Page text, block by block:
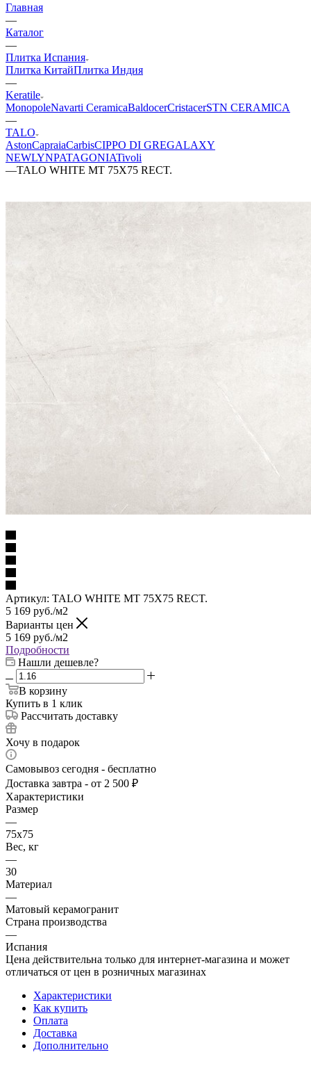
Главная
—
Каталог
—
Плитка Испания
Плитка КитайПлитка Индия
—
Keratile
MonopoleNavarti CeramicaBaldocerCristacerSTN CERAMICA
—
TALO
AstonCapraiaCarbisCIPPO DI GREGALAXY
NEWLYNPATAGONIATivoli
—TALO WHITE MT 75X75 RECT.
Артикул: TALO WHITE MT 75X75 RECT.
5 169 руб./м2
Варианты цен
5 169 руб./м2
Подробности
Нашли дешевле?
В корзину
Купить в 1 клик
Рассчитать доставку
Хочу в подарок
Самовывоз сегодня - бесплатно
Доставка завтра - от 2 500 ₽
Характеристики
Размер
—
75x75
Вес, кг
—
30
Материал
—
Матовый керамогранит
Страна производства
—
Испания
Цена действительна только для интернет-магазина и может
отличаться от цен в розничных магазинах
Характеристики
Как купить
Оплата
Доставка
Дополнительно